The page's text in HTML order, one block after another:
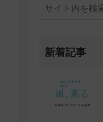
新着記事